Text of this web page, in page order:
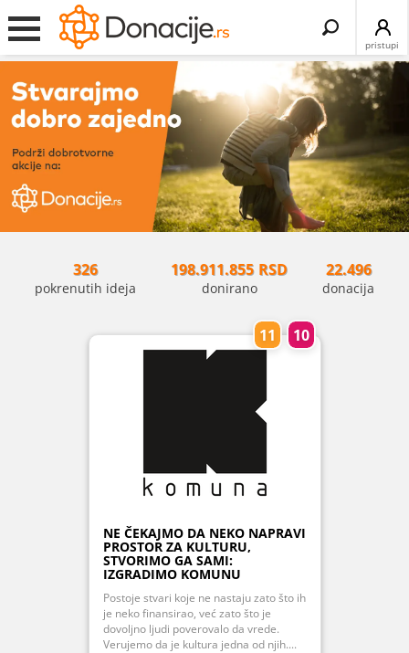
pristupi
Search
326
pokrenutih ideja
198.911.855 RSD
donirano
22.496
donacija
11 10
NE ČEKAJMO DA NEKO NAPRAVI
PROSTOR ZA KULTURU,
STVORIMO GA SAMI:
IZGRADIMO KOMUNU
Postoje stvari koje ne nastaju zato što ih
je neko finansirao, već zato što je
dovoljno ljudi poverovalo da vrede.
Verujemo da je kultura jedna od njih....